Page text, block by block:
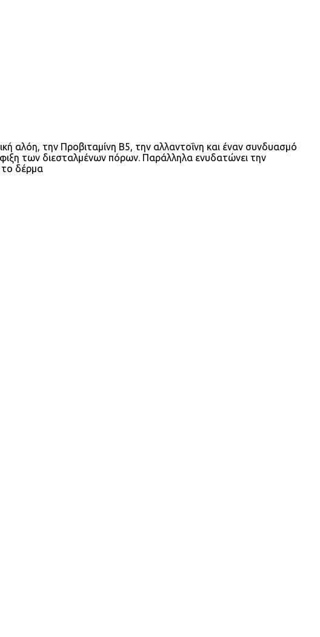
αλόη, την Προβιταμίνη Β5, την αλλαντοΐνη και έναν συνδυασμό
των διεσταλμένων πόρων. Παράλληλα ενυδατώνει την
το δέρμα